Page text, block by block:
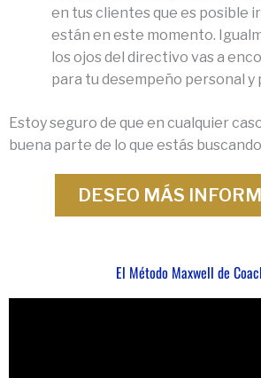
en tus clientes que es posible
están en este momento.
los ojos del directivo vas a
para tu desempeño personal y
Estoy seguro de que en cualquier
buena parte de lo que estás
DESEO MÁS
El Método Maxwell de